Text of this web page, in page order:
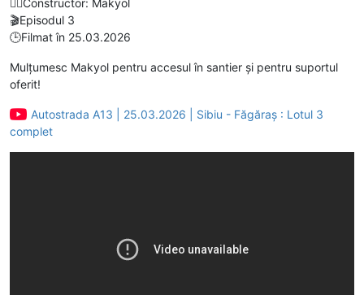
👷‍♂️Constructor: Makyol
🎬Episodul 3
🕒Filmat în 25.03.2026
Mulțumesc Makyol pentru accesul în santier și pentru suportul
oferit!
Autostrada A13 | 25.03.2026 | Sibiu - Făgăraș : Lotul 3
complet